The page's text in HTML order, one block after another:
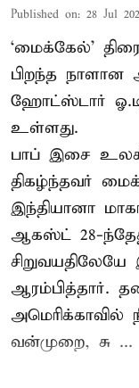
Published on: 28 Jul
‘மைக்கேல்’
பிறந்த
ஹோட்ஸ்டார்
உள்ளது.
பாப் இசை
திகழ்ந்தவர்
இந்தியானா
ஆகஸ்ட் 28-
ஆரம்பித்தார்.
அமெரிக்காவில்
வன்முறை, சு ...